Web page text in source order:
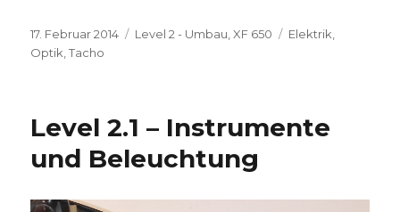
Veröffentlicht
am
17. Februar 2014 Kategorien
Level 2 - Umbau ,XF 650 Schlagwörter
Elektrik
Optik ,Tacho
Level 2.1 – Instrumente
und Beleuchtung